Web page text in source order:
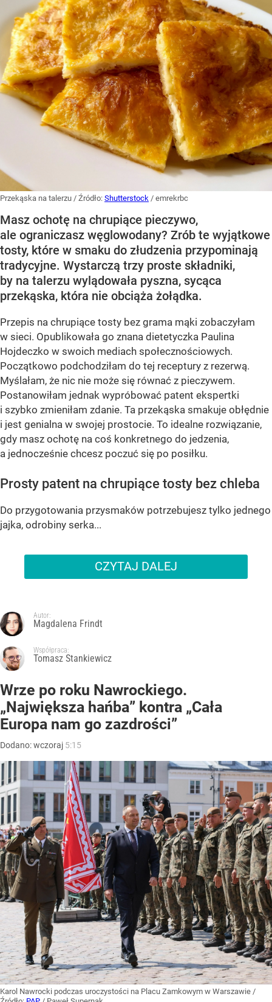
Przekąska na talerzu / Źródło: Shutterstock / emrekrbc
Masz ochotę na chrupiące pieczywo,
ale ograniczasz węglowodany? Zrób te wyjątkowe
tosty, które w smaku do złudzenia przypominają
tradycyjne. Wystarczą trzy proste składniki,
by na talerzu wylądowała pyszna, sycąca
przekąska, która nie obciąża żołądka.
Przepis na chrupiące tosty bez grama mąki zobaczyłam
w sieci. Opublikowała go znana dietetyczka Paulina
Hojdeczko w swoich mediach społecznościowych.
Początkowo podchodziłam do tej receptury z rezerwą.
Myślałam, że nic nie może się równać z pieczywem.
Postanowiłam jednak wypróbować patent ekspertki
i szybko zmieniłam zdanie. Ta przekąska smakuje obłędnie
i jest genialna w swojej prostocie. To idealne rozwiązanie,
gdy masz ochotę na coś konkretnego do jedzenia,
a jednocześnie chcesz poczuć się po posiłku.
Prosty patent na chrupiące tosty bez chleba
Do przygotowania przysmaków potrzebujesz tylko jednego
jajka, odrobiny serka...
CZYTAJ DALEJ
Autor:
Magdalena Frindt
Współpraca:
Tomasz Stankiewicz
Wrze po roku Nawrockiego.
„Największa hańba” kontra „Cała
Europa nam go zazdrości”
Dodano:wczoraj 5:15
Karol Nawrocki podczas uroczystości na Placu Zamkowym w Warszawie /